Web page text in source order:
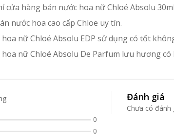
cửa hàng bán nước hoa nữ Chloé Absolu
nước hoa cao cấp Chloe uy tín.
nữ Chloé Absolu EDP sử dụng có tốt
nữ Chloé Absolu De Parfum lưu hương có
0
0
Đánh giá
Chưa có đánh